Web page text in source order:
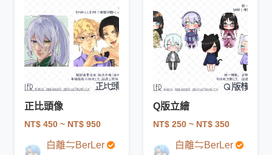
正比頭像
NT$ 450 ~ NT$ 950
白離⇋BerLer
Q版立繪
NT$ 250 ~ NT$ 350
白離⇋BerLer